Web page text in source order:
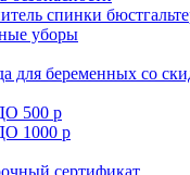
спинки
уборы
для беременных со
500 р
1000 р
сертификат